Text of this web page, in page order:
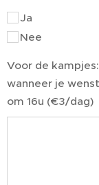
Ja
Nee
Voor de
wanneer je
om 16u (€3/dag)